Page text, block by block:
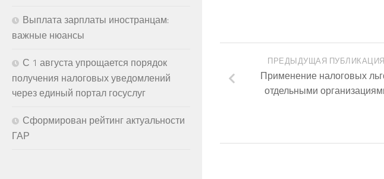
ПРЕДЫДУЩАЯ ПУБЛИКАЦИЯ
Применение налоговых
отдельными
Выплата зарплаты иностранцам:
важные нюансы
С 1 августа упрощается порядок
получения налоговых уведомлений
через единый портал госуслуг
Сформирован рейтинг актуальности
ГАР